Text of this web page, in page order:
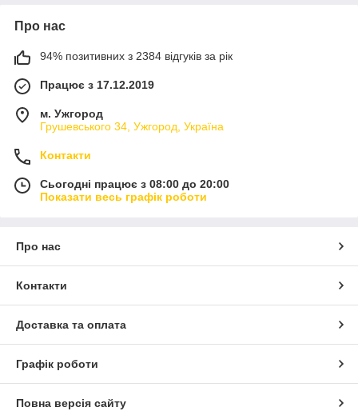
Про нас
94% позитивних з 2384 відгуків за рік
Працює з 17.12.2019
м. Ужгород
Грушевського 34, Ужгород, Україна
Контакти
Сьогодні працює з 08:00 до 20:00
Показати весь графік роботи
Про нас
Контакти
Доставка та оплата
Графік роботи
Повна версія сайту